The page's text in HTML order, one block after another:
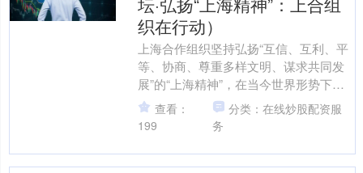
织在行动）
上海合作组织坚持弘扬“互信、互利、平
等、协商、尊重多样文明、谋求共同发
展”的“上海精神”，在当今世界形势下尤
显重要 2025年上海合作组织峰会将于8
月31日至9....
查看：
199
分类：在线炒股配资服
务